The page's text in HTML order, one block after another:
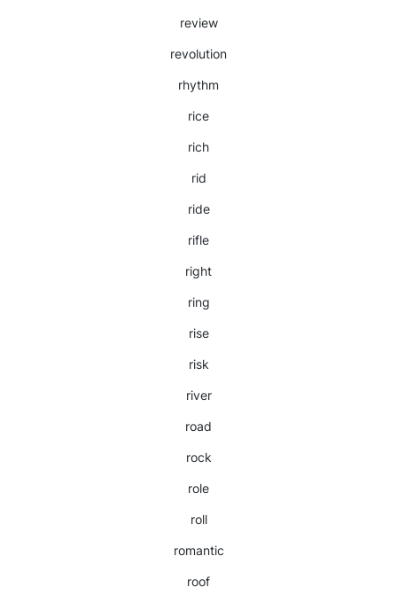
review
revolution
rhythm
rice
rich
rid
ride
rifle
right
ring
rise
risk
river
road
rock
role
roll
romantic
roof